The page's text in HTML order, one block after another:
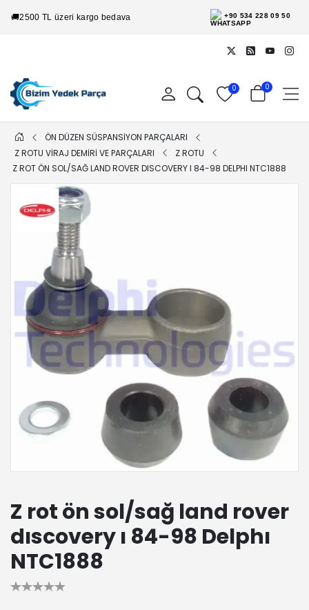
🚚2500 TL üzeri kargo bedava +90 534 228 09 50
0 0
ÖN DÜZEN SÜSPANSİYON PARÇALARI
Z ROTU VİRAJ DEMİRİ VE PARÇALARI
Z ROTU
Z ROT ÖN SOL/SAĞ LAND ROVER DISCOVERY I 84-98 DELPHI NTC1888
Z rot ön sol/sağ land rover
dıscovery ı 84-98 Delphı
NTC1888